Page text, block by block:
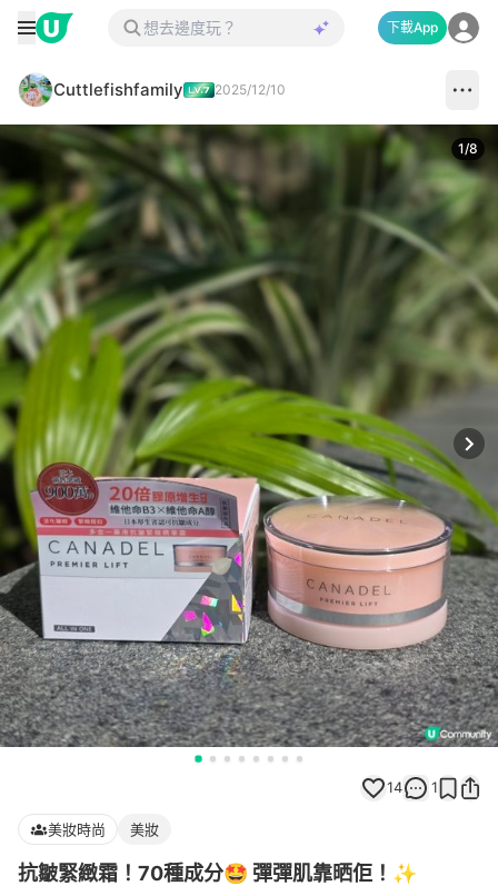
下載App
Cuttlefishfamily 2025/12/10
1/8
14 1
美妝時尚 美妝
抗皺緊緻霜！70種成分🤩 彈彈肌靠晒佢！✨